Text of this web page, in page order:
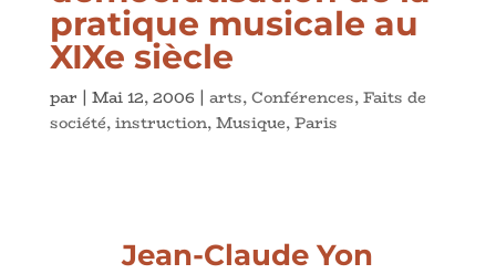
pratique musicale au
XIXe siècle
par | Mai 12, 2006 | arts,Conférences,Faits de
société,instruction,Musique,Paris
Jean-Claude Yon